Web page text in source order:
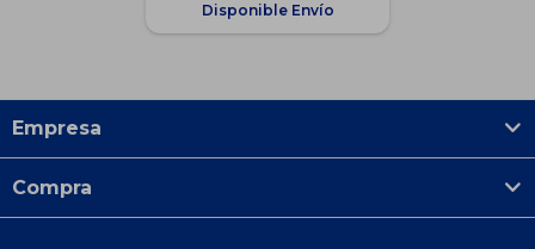
Disponible Envío
Empresa
Compra